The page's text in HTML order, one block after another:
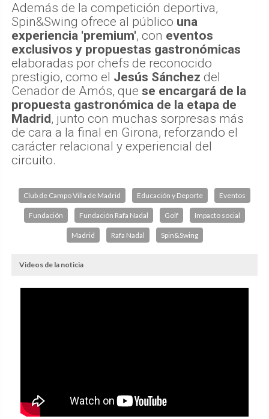
Además de la competición deportiva,
Spin&Swing ofrece al público una
experiencia 'premium', con eventos
exclusivos y propuestas gastronómicas
elaboradas por chefs de reconocido
prestigio, como el Jesús Sánchez del
Cenador de Amós, que se encargará de la
propuesta gastronómica de la etapa de
Madrid, junto con muchas sorpresas más
de cara a la final en Girona, reforzando el
carácter relacional y experiencial del
circuito.
Club de Campo Villa de Madrid Educación y Deporte Eventos
Fundación Fundación Rafa Nadal Golf Impacto social
Madrid Rafa Nadal Spin&Swing
Videos de la noticia